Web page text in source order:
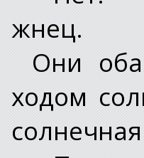
жнец.
Они
ходом